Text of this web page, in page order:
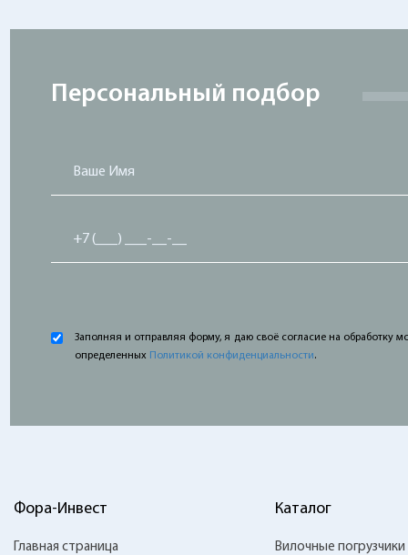
Персональный подбор
Заполняя и отправляя форму, я даю своё согласие на обработку
определенных Политикой конфиденциальности.
Фора-Инвест
Главная страница
Каталог
Вилочные погрузчики